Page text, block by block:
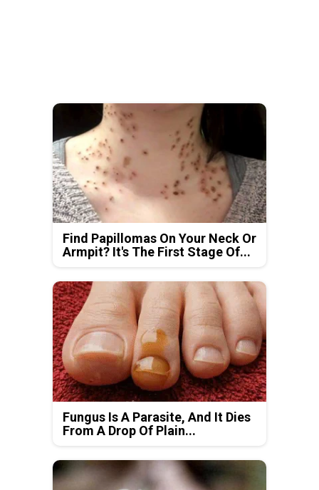
Find Papillomas On Your Neck Or
Armpit? It's The First Stage Of...
Fungus Is A Parasite, And It Dies
From A Drop Of Plain...